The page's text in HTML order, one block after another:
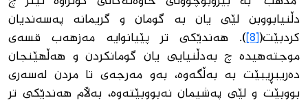
دڵنیابووبن لێی یان بە گومان و گریمانە پەسەندیان
كردبێت([8] ). هەندێكی تر پێیانوایە مەزهەب قسەی
موجتەهیدە چ بەدڵنیایی یان گومانكردن و هەڵهێنجان
دەریبڕیبێت بە بەڵگەوە، بەو مەرجەی تا مردن لەسەری
بووبێت و لێی پەشیمان نەبووبێتەوە، بەڵام هەندێكی تر